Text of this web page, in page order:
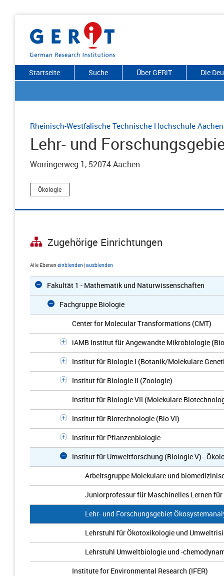
Startseite Suche Über GERiT Die
Rheinisch-Westfälische Technische Hochschule Aachen
Lehr- und
Worringerweg 1, 52074 Aachen
Ökologie
Zugehörige Einrichtungen
Alle Ebenen einblenden |ausblenden
Fakultät 1 - Mathematik und Naturwissenschaften
Fachgruppe Biologie
Center for Molecular Transformations (CMT)
iAMB Institut für Angewandte Mikrobiologie
Institut für Biologie I (Botanik/Molekulare
Institut für Biologie II (Zoologie)
Institut für Biologie VII (Molekulare
Institut für Biotechnologie (Bio VI)
Institut für Pflanzenbiologie
Institut für Umweltforschung (Biologie V) -
Arbeitsgruppe Molekulare und
Juniorprofessur für Maschinelles Lernen
Lehr- und Forschungsgebiet
Lehrstuhl für Ökotoxikologie und
Lehrstuhl Umweltbiologie und -
Institute for Environmental Research (IFER)